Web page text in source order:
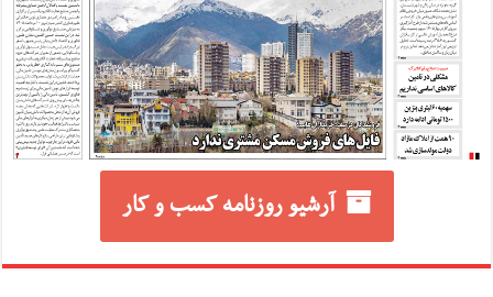
آرشیو روزنامه کسب و کار